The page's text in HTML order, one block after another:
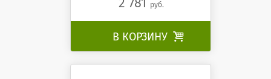
руб.
В КОРЗИНУ 